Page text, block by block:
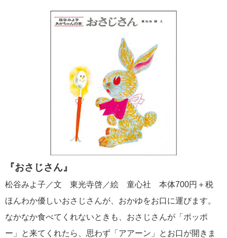
『おさじさん』
松谷みよ子／文 東光寺啓／絵 童心社 本体700円＋税
ほんわか優しいおさじさんが、おかゆをお口に運びます。
なかなか食べてくれないときも、おさじさんが「ポッポ
ー」と来てくれたら、思わず「アアーン」とお口が開きま